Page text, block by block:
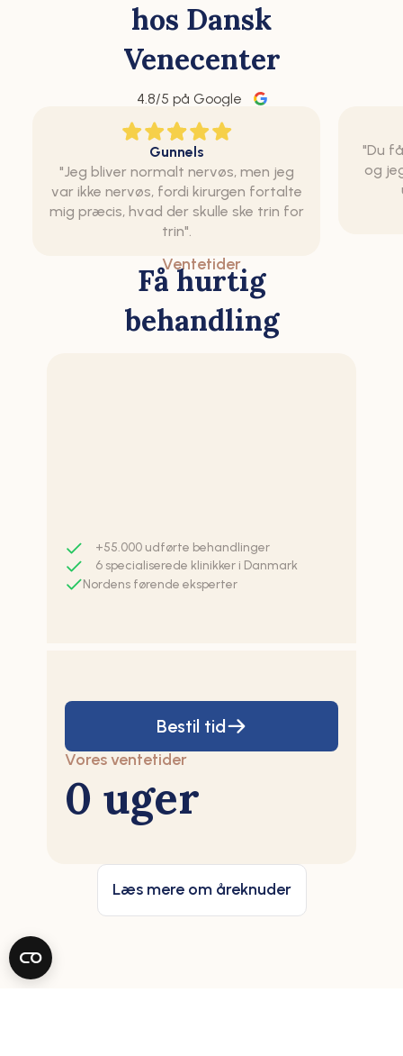
hos Dansk
Venecenter
4.8/5 på Google
Gunnels
"Jeg bliver normalt nervøs, men jeg
var ikke nervøs, fordi kirurgen fortalte
mig præcis, hvad der skulle ske trin for
trin".
"Du
og
Ventetider
Få hurtig
behandling
+55.000 udførte behandlinger
6 specialiserede klinikker i Danmark
Nordens førende eksperter
Bestil tid
Vores ventetider
0 uger
Læs mere om åreknuder